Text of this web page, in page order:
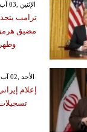
GMT 02:03 2026 الإثنين ,03 آب / أغسطس
ترامب
مضيق هرمز
GMT 11:08 2026 الأحد ,02 آب / أغسطس
إعلام